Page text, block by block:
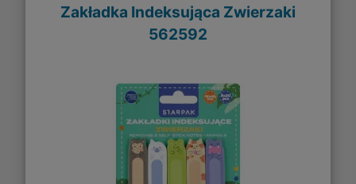
Zakładka Indeksująca Zwierzaki
562592